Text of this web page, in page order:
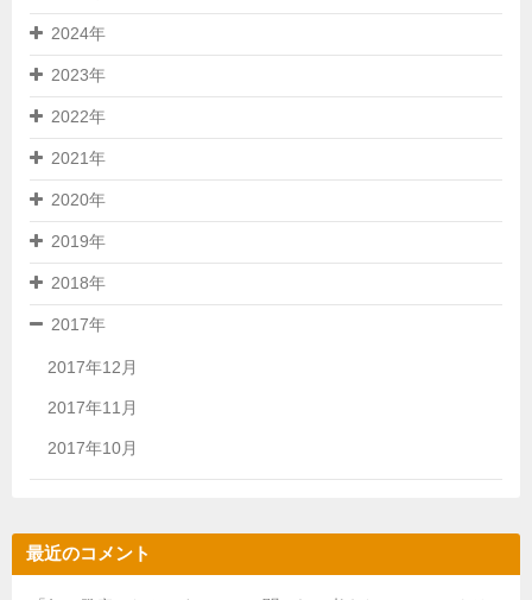
2024年
2023年
2022年
2021年
2020年
2019年
2018年
2017年
2017年12月
2017年11月
2017年10月
最近のコメント